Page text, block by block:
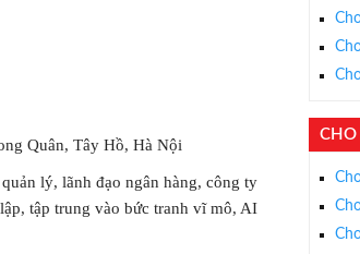
Với hơn 1000 căn nhà và 50 sales thân
chúng tôi sẽ giúp bạn tìm được
Quân, Tây Hồ, Hà Nội
lý, lãnh đạo ngân hàng, công ty
tập trung vào bức tranh vĩ mô, AI
CHO